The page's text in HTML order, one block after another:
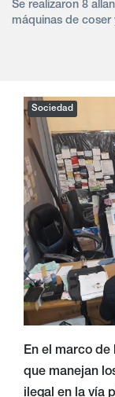
Se realizaron 8
máquinas de coser
Sociedad
En el marco de
que manejan
ilegal en la vía